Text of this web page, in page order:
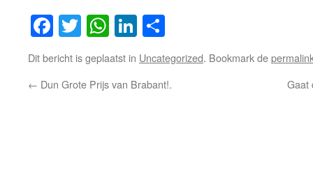
Facebook
TwitterWhatsApp
LinkedIn
Dit bericht is geplaatst in Uncategorized. Bookmark de
← Dun Grote Prijs van Brabant!. Gaat